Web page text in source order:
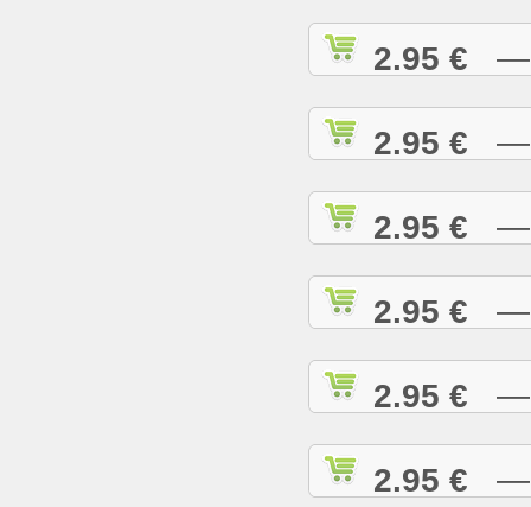
2.95 € —
2.95 € —
2.95 € —
2.95 € —
2.95 € —
2.95 € —